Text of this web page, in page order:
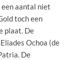
aantal niet
toch een
plaat. De
Ochoa (de
De